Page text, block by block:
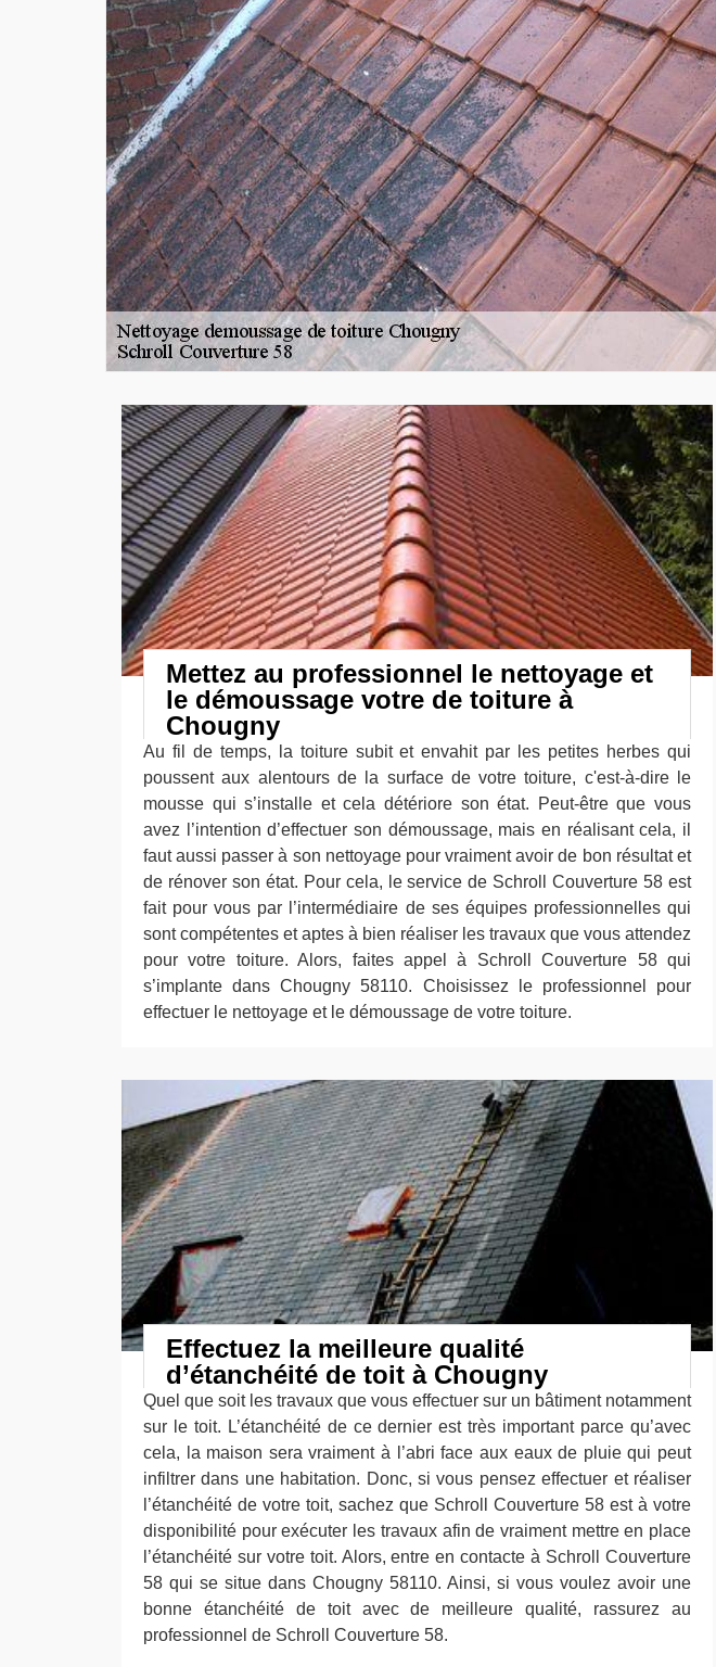
Mettez au professionnel le nettoyage et
le démoussage votre de toiture à
Chougny
Au fil de temps, la toiture subit et envahit par les petites herbes qui
poussent aux alentours de la surface de votre toiture, c'est-à-dire le
mousse qui s’installe et cela détériore son état. Peut-être que vous
avez l’intention d’effectuer son démoussage, mais en réalisant cela, il
faut aussi passer à son nettoyage pour vraiment avoir de bon résultat et
de rénover son état. Pour cela, le service de Schroll Couverture 58 est
fait pour vous par l’intermédiaire de ses équipes professionnelles qui
sont compétentes et aptes à bien réaliser les travaux que vous attendez
pour votre toiture. Alors, faites appel à Schroll Couverture 58 qui
s’implante dans Chougny 58110. Choisissez le professionnel pour
effectuer le nettoyage et le démoussage de votre toiture.
Effectuez la meilleure qualité
d’étanchéité de toit à Chougny
Quel que soit les travaux que vous effectuer sur un bâtiment notamment
sur le toit. L’étanchéité de ce dernier est très important parce qu’avec
cela, la maison sera vraiment à l’abri face aux eaux de pluie qui peut
infiltrer dans une habitation. Donc, si vous pensez effectuer et réaliser
l’étanchéité de votre toit, sachez que Schroll Couverture 58 est à votre
disponibilité pour exécuter les travaux afin de vraiment mettre en place
l’étanchéité sur votre toit. Alors, entre en contacte à Schroll Couverture
58 qui se situe dans Chougny 58110. Ainsi, si vous voulez avoir une
bonne étanchéité de toit avec de meilleure qualité, rassurez au
professionnel de Schroll Couverture 58.